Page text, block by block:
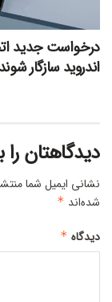
درخواست جدید
اندروید سازگار شوند
دیدگاهتان را
نشانی ایمیل شما
شده‌اند *
دیدگاه *